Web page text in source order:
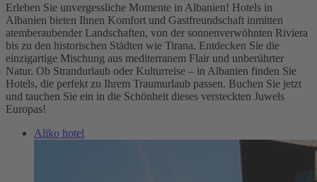
Erleben Sie unvergessliche Momente in Albanien! Hotels in
Albanien bieten Ihnen Komfort und Gastfreundschaft inmitten
atemberaubender Landschaften, von der sonnenverwöhnten Riviera
bis zu den historischen Städten wie Tirana. Entdecken Sie die
einzigartige Mischung aus mediterranem Flair und unberührter
Natur. Ob Strandurlaub oder Kulturreise – in Albanien finden Sie
Hotels, die perfekt zu Ihrem Traumurlaub passen. Buchen Sie jetzt
und tauchen Sie ein in die Schönheit dieses versteckten Juwels
Europas!
Aliko hotel